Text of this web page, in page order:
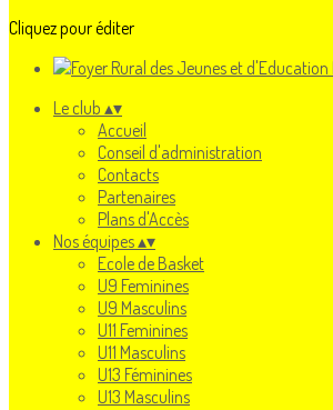
Cliquez pour éditer
Le club ▴▾
Accueil
Conseil d'administration
Contacts
Partenaires
Plans d'Accès
Nos équipes▴▾
Ecole de Basket
U9 Feminines
U9 Masculins
U11 Feminines
U11 Masculins
U13 Féminines
U13 Masculins